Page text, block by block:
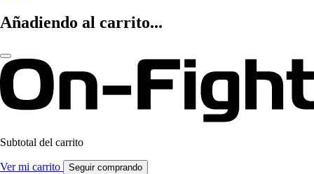
Añadiendo al carrito...
Subtotal del carrito
Ver mi carrito Seguir comprando